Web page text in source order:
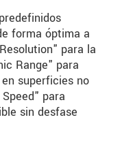
forma óptima a
para la
Range" para
superficies no
para
sin desfase